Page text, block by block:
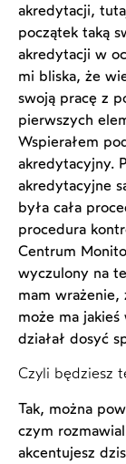
akredytacji,
początek taką
akredytacji w
mi bliska, że
swoją pracę z
pierwszych
Wspierałem
akredytacyjny.
akredytacyjne
była cała
procedura
Centrum
wyczulony na
mam
może ma
działał dosyć
Czyli będziesz
Tak, można
czym
akcentujesz